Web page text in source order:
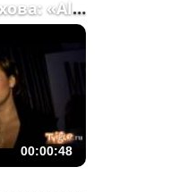
Анфиса Чехова: «Alexand...
00:00:48